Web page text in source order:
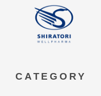
CATEGORY